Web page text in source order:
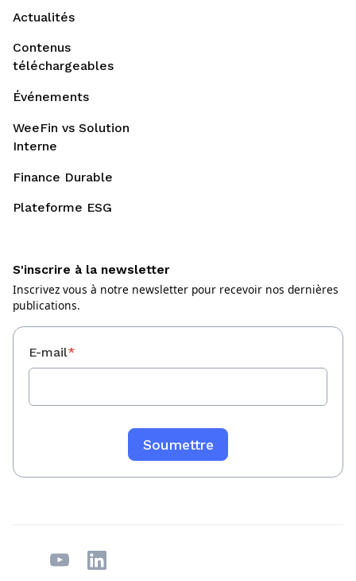
Actualités
Contenus
téléchargeables
Événements
WeeFin vs Solution
Interne
Finance Durable
Plateforme ESG
S'inscrire à la newsletter
Inscrivez vous à notre newsletter pour recevoir nos dernières
publications.
E-mail*